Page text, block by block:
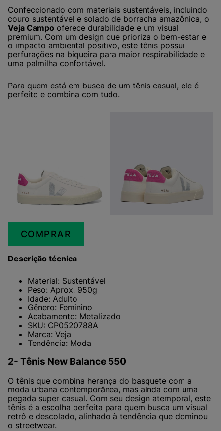
Confeccionado com materiais sustentáveis, incluindo
couro sustentável e solado de borracha amazônica, o
Veja Campo oferece durabilidade e um visual
premium. Com um design que prioriza o bem-estar e
o impacto ambiental positivo, este tênis possui
perfurações na biqueira para maior respirabilidade e
uma palmilha confortável.
Para quem está em busca de um tênis casual, ele é
perfeito e combina com tudo.
COMPRAR
Descrição técnica
Material: Sustentável
Peso: Aprox. 950g
Idade: Adulto
Gênero: Feminino
Acabamento: Metalizado
SKU: CP0520788A
Marca: Veja
Tendência: Moda
2- Tênis New Balance 550
O tênis que combina herança do basquete com a
moda urbana contemporânea, mas ainda com uma
pegada super casual. Com seu design atemporal, este
tênis é a escolha perfeita para quem busca um visual
retrô e descolado, alinhado à tendência que dominou
o streetwear.